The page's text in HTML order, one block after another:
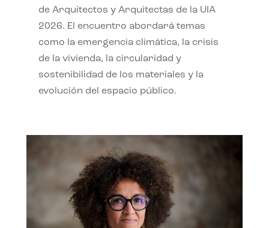
de Arquitectos y Arquitectas de la UIA
2026. El encuentro abordará temas
como la emergencia climática, la crisis
de la vivienda, la circularidad y
sostenibilidad de los materiales y la
evolución del espacio público.